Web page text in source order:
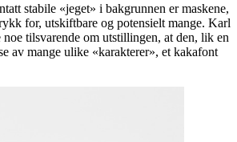
stabile «jeget» i bakgrunnen er maskene,
for, utskiftbare og potensielt mange. Karl
tilsvarende om utstillingen, at den, lik en
av mange ulike «karakterer», et kakafont